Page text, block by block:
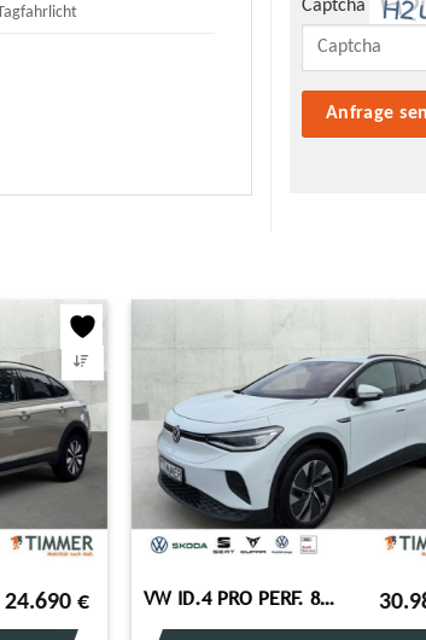
Bitte lasse
Captcha
32.180€